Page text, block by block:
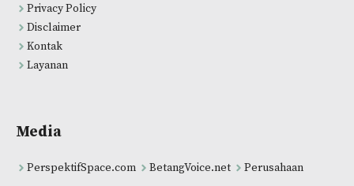
Privacy Policy
Disclaimer
Kontak
Layanan
Media
PerspektifSpace.com BetangVoice.net Perusahaan